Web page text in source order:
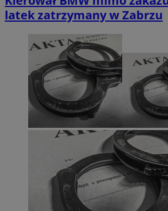
latek zatrzymany w Zabrzu